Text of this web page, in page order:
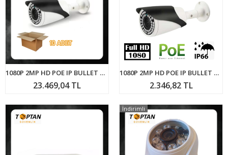
1080P 2MP HD POE IP BULLET KAMERA 42 IR LED METAL KASA ARNA-1142 10'LU AVANTAJLI KOLİ
23.469,04 TL
1080P 2MP HD POE IP BULLET KAMERA 42 IR LED METAL KASA ARNA-1142
2.346,82 TL
İndirimli